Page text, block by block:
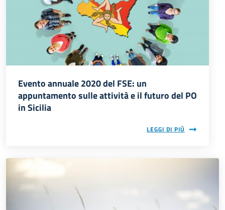
Evento annuale 2020 del FSE: un
appuntamento sulle attività e il futuro del PO
in Sicilia
LEGGI DI PIÙ